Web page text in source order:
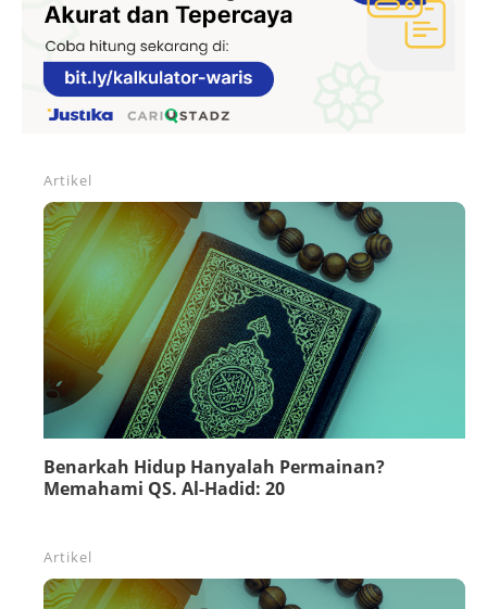
Artikel
Benarkah Hidup Hanyalah Permainan?
Memahami QS. Al-Hadid: 20
Artikel